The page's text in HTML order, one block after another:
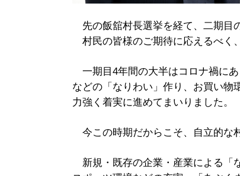
先の飯舘村長選挙を経て、二期目
村民の皆様のご期待に応えるべく
一期目4年間の大半はコロナ禍に
などの「なりわい」作り、お買い物
力強く着実に進めてまいりました。
今この時期だからこそ、自立的な
新規・既存の企業・産業による「